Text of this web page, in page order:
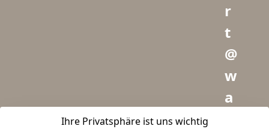
Ihre Privatsphäre ist uns wichtig
r
t
@
w
a